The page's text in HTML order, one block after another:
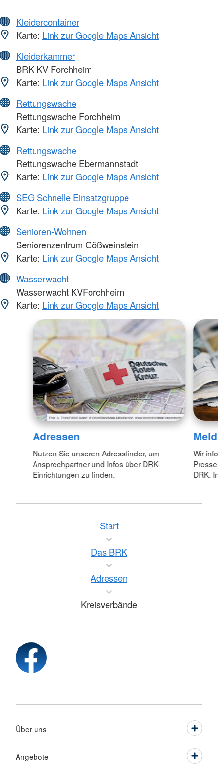
Kleidercontainer
Karte: Link zur Google Maps Ansicht
Kleiderkammer
BRK KV Forchheim
Karte: Link zur Google Maps Ansicht
Rettungswache
Rettungswache Forchheim
Karte: Link zur Google Maps Ansicht
Rettungswache
Rettungswache Ebermannstadt
Karte: Link zur Google Maps Ansicht
SEG Schnelle Einsatzgruppe
Karte: Link zur Google Maps Ansicht
Senioren-Wohnen
Seniorenzentrum Gößweinstein
Karte: Link zur Google Maps Ansicht
Wasserwacht
Wasserwacht KVForchheim
Karte: Link zur Google Maps Ansicht
Adressen
Nutzen Sie unseren Adressfinder, um
Ansprechpartner und Infos über DRK-
Einrichtungen zu finden.
Wir
DRK.
Start
Das BRK
Adressen
Kreisverbände
Über uns
Angebote